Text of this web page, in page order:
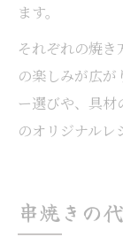
ます。
それぞれの焼
の楽しみが広が
ー選びや、具
のオリジナルレ
串焼きの